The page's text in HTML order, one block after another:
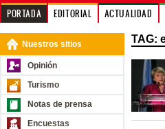
PORTADA EDITORIAL ACTUALIDAD
Nuestros sitios
Opinión
Turismo
Notas de prensa
Encuestas
TAG: